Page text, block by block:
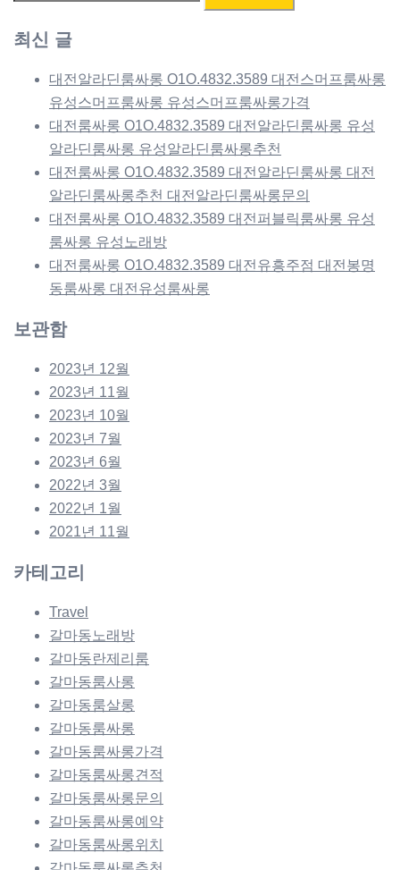
최신 글
대전알라딘룸싸롱 O1O.4832.3589 대전스머프룸싸롱
유성스머프룸싸롱 유성스머프룸싸롱가격
대전룸싸롱 O1O.4832.3589 대전알라딘룸싸롱 유성
알라딘룸싸롱 유성알라딘룸싸롱추천
대전룸싸롱 O1O.4832.3589 대전알라딘룸싸롱 대전
알라딘룸싸롱추천 대전알라딘룸싸롱문의
대전룸싸롱 O1O.4832.3589 대전퍼블릭룸싸롱 유성
룸싸롱 유성노래방
대전룸싸롱 O1O.4832.3589 대전유흥주점 대전봉명
동룸싸롱 대전유성룸싸롱
보관함
2023년 12월
2023년 11월
2023년 10월
2023년 7월
2023년 6월
2022년 3월
2022년 1월
2021년 11월
카테고리
Travel
갈마동노래방
갈마동란제리룸
갈마동룸사롱
갈마동룸살롱
갈마동룸싸롱
갈마동룸싸롱가격
갈마동룸싸롱견적
갈마동룸싸롱문의
갈마동룸싸롱예약
갈마동룸싸롱위치